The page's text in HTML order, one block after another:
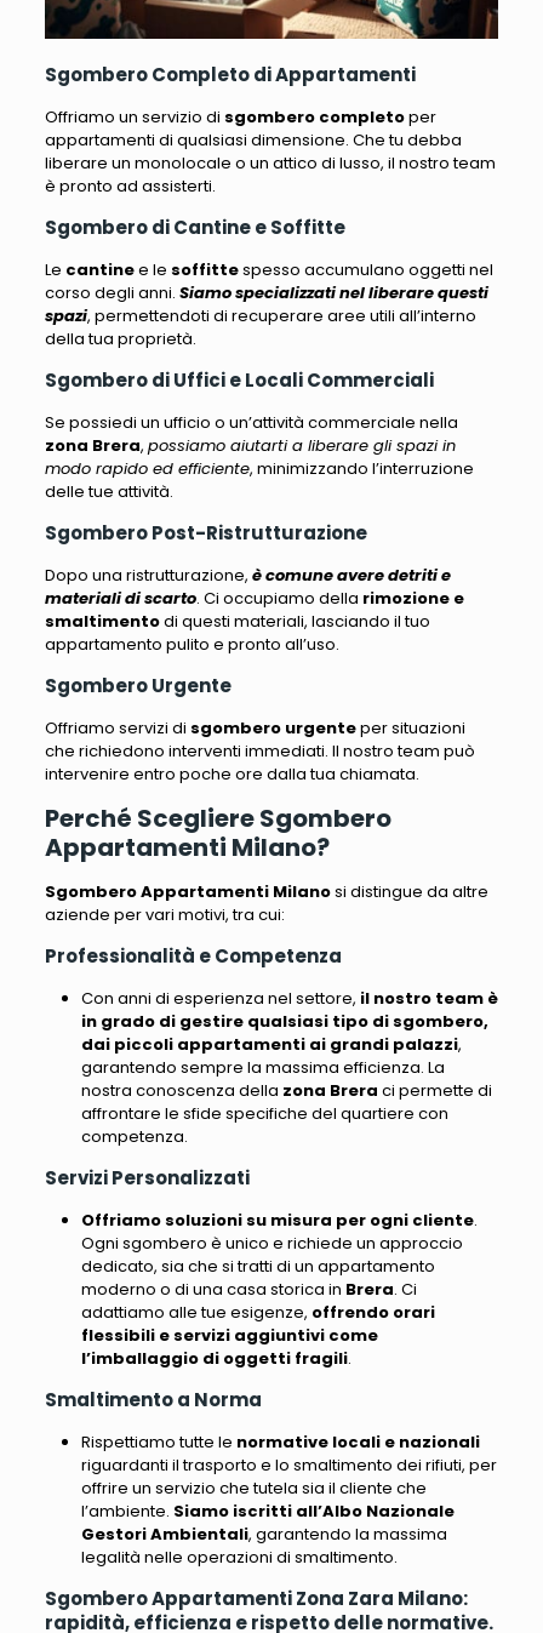
Sgombero Completo di Appartamenti
Offriamo un servizio di sgombero completoper
appartamenti di qualsiasi dimensione. Che tu debba
liberare un monolocale o un attico di lusso, il nostro team
è pronto ad assisterti.
Sgombero di Cantine e Soffitte
Le cantinee le soffittespesso accumulano oggetti nel
corso degli anni. Siamo specializzati nel liberare questi
spazi, permettendoti di recuperare aree utili all’interno
della tua proprietà.
Sgombero di Uffici e Locali Commerciali
Se possiedi un ufficio o un’attività commerciale nella
zona Brera, possiamo aiutarti a liberare gli spazi in
modo rapido ed efficiente, minimizzando l’interruzione
delle tue attività.
Sgombero Post-Ristrutturazione
Dopo una ristrutturazione, è comune avere detriti e
materiali di scarto. Ci occupiamo della rimozione e
smaltimentodi questi materiali, lasciando il tuo
appartamento pulito e pronto all’uso.
Sgombero Urgente
Offriamo servizi di sgombero urgenteper situazioni
che richiedono interventi immediati. Il nostro team può
intervenire entro poche ore dalla tua chiamata.
Perché Scegliere Sgombero
Appartamenti Milano?
Sgombero Appartamenti Milanosi distingue da altre
aziende per vari motivi, tra cui:
Professionalità e Competenza
Con anni di esperienza nel settore, il nostro team è
in grado di gestire qualsiasi tipo di sgombero,
dai piccoli appartamenti ai grandi palazzi,
garantendo sempre la massima efficienza. La
nostra conoscenza della zona Brera ci permette di
affrontare le sfide specifiche del quartiere con
competenza.
Servizi Personalizzati
Offriamo soluzioni su misura per ogni cliente.
Ogni sgombero è unico e richiede un approccio
dedicato, sia che si tratti di un appartamento
moderno o di una casa storica in Brera. Ci
adattiamo alle tue esigenze, offrendo orari
flessibili e servizi aggiuntivi come
l’imballaggio di oggetti fragili.
Smaltimento a Norma
Rispettiamo tutte le normative locali e nazionali
riguardanti il trasporto e lo smaltimento dei rifiuti, per
offrire un servizio che tutela sia il cliente che
l’ambiente. Siamo iscritti all’Albo Nazionale
Gestori Ambientali, garantendo la massima
legalità nelle operazioni di smaltimento.
Sgombero Appartamenti Zona Zara Milano:
rapidità, efficienza e rispetto delle normative.